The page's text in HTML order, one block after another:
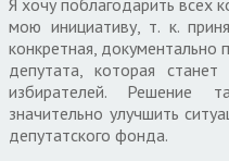
мою инициативу, т. к.
конкретная,
депутата, которая станет
избирателей. Решение
значительно улучшить
депутатского фонда.